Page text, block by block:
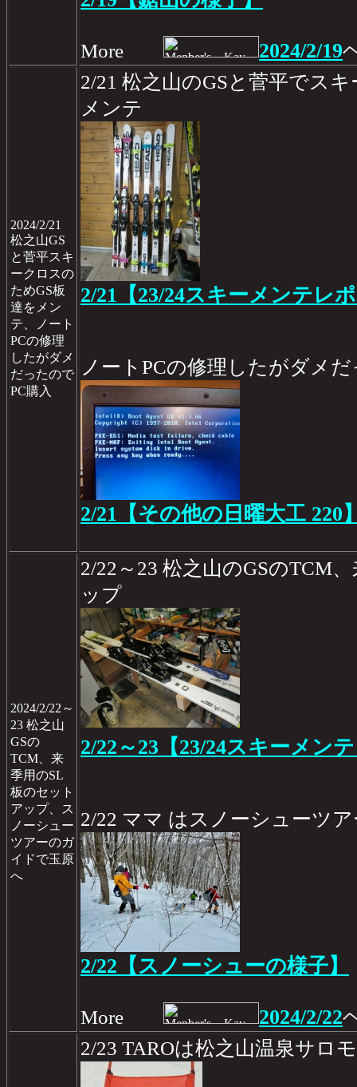
More 2024/2/19
2024/2/21
松之山GS
と菅平スキ
ークロスの
ためGS板
達をメン
テ、ノート
PCの修理
したがダメ
だったので
PC購入
2/21 松之山のGSと菅平でス
メンテ
2/21【23/24スキーメンテレ
ノートPCの修理したがダメ
2/21【その他の日曜大工 220
2024/2/22～
23 松之山
GSの
TCM、来
季用のSL
板のセット
アップ、ス
ノーシュー
ツアーのガ
イドで玉原
へ
2/22～23 松之山のGSのTCM
ップ
2/22～23【23/24スキーメン
2/22 ママ はスノーシューツ
2/22【スノーシューの様子】
More 2024/2/22
2/23 TAROは松之山温泉サロ